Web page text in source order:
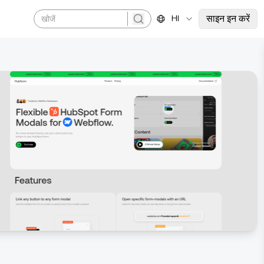
search
HI साइन इन करें